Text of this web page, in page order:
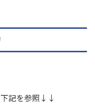
下記を参照↓↓